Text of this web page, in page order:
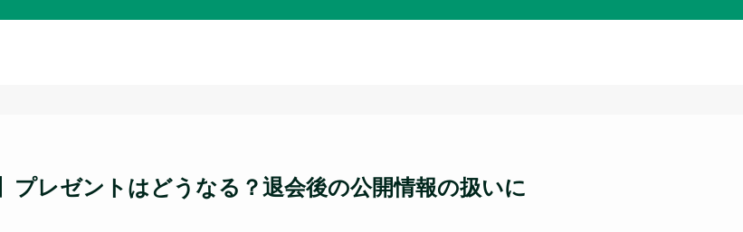
プレゼントはどうなる？退会後の公開情報の扱いに